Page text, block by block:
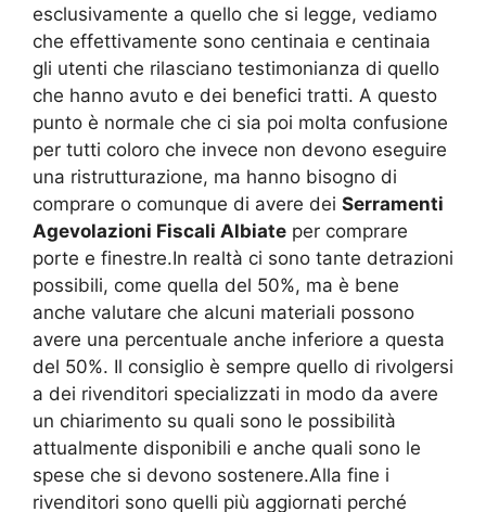
esclusivamente a quello che si legge, vediamo
che effettivamente sono centinaia e centinaia
gli utenti che rilasciano testimonianza di quello
che hanno avuto e dei benefici tratti. A questo
punto è normale che ci sia poi molta confusione
per tutti coloro che invece non devono eseguire
una ristrutturazione, ma hanno bisogno di
comprare o comunque di avere dei Serramenti
Agevolazioni Fiscali Albiate per comprare
porte e finestre.In realtà ci sono tante detrazioni
possibili, come quella del 50%, ma è bene
anche valutare che alcuni materiali possono
avere una percentuale anche inferiore a questa
del 50%. Il consiglio è sempre quello di rivolgersi
a dei rivenditori specializzati in modo da avere
un chiarimento su quali sono le possibilità
attualmente disponibili e anche quali sono le
spese che si devono sostenere.Alla fine i
rivenditori sono quelli più aggiornati perché